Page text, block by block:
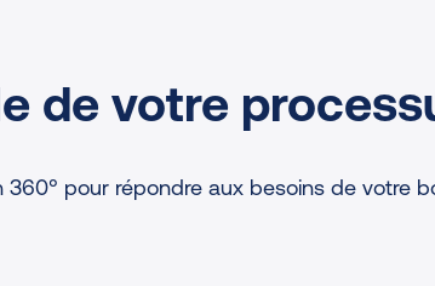
de votre
360° pour répondre aux besoins de votre